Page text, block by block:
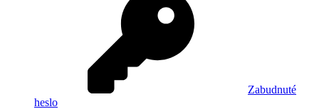
Zabudnuté
heslo